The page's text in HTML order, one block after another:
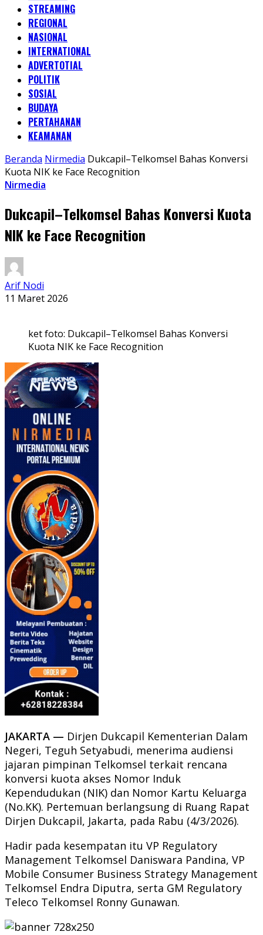
STREAMING
REGIONAL
NASIONAL
INTERNATIONAL
ADVERTOTIAL
POLITIK
SOSIAL
BUDAYA
PERTAHANAN
KEAMANAN
Beranda Nirmedia Dukcapil–Telkomsel Bahas Konversi
Kuota NIK ke Face Recognition
Nirmedia
Dukcapil–Telkomsel Bahas Konversi Kuota
NIK ke Face Recognition
Arif Nodi
11 Maret 2026
ket foto: Dukcapil–Telkomsel Bahas Konversi
Kuota NIK ke Face Recognition
JAKARTA — Dirjen Dukcapil Kementerian Dalam
Negeri, Teguh Setyabudi, menerima audiensi
jajaran pimpinan Telkomsel terkait rencana
konversi kuota akses Nomor Induk
Kependudukan (NIK) dan Nomor Kartu Keluarga
(No.KK). Pertemuan berlangsung di Ruang Rapat
Dirjen Dukcapil, Jakarta, pada Rabu (4/3/2026).
Hadir pada kesempatan itu VP Regulatory
Management Telkomsel Daniswara Pandina, VP
Mobile Consumer Business Strategy Management
Telkomsel Endra Diputra, serta GM Regulatory
Teleco Telkomsel Ronny Gunawan.